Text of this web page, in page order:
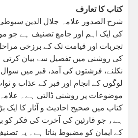
کتاب کا تعارف
شرح الصدور علامہ جلال الدین
کی ایک اہم اور جامع تصنیف ہے جو
تجربات اور قیامت تک کے برزخی
کی روشنی میں تفصیل سے بیان کرتی
نکلنے، فرشتوں کی آمد، قبر میں
لوگوں کے انجام اور قبر کے عذاب و
موضوعات پر روشنی ڈالتی ہے۔
کتاب میں صحیح احادیث و آثار کا ایک
ہے، جو قارئین کی آخرت کی فکر کو
کے ایمان کو مضبوط بناتا ہے۔ یہ